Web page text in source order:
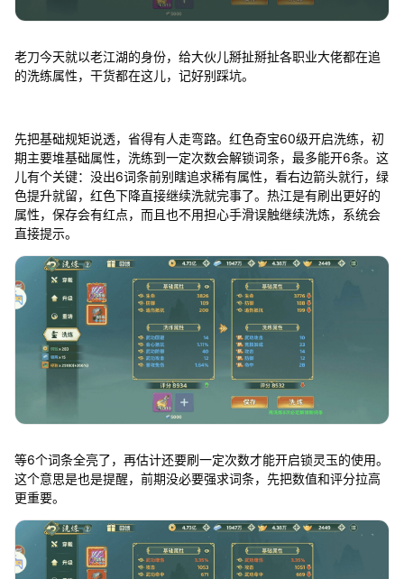
老刀今天就以老江湖的身份，给大伙儿掰扯掰扯各职业大佬都在追
的洗练属性，干货都在这儿，记好别踩坑。
先把基础规矩说透，省得有人走弯路。红色奇宝60级开启洗练，初
期主要堆基础属性，洗练到一定次数会解锁词条，最多能开6条。这
儿有个关键：没出6词条前别瞎追求稀有属性，看右边箭头就行，绿
色提升就留，红色下降直接继续洗就完事了。热江是有刷出更好的
属性，保存会有红点，而且也不用担心手滑误触继续洗炼，系统会
直接提示。
等6个词条全亮了，再估计还要刷一定次数才能开启锁灵玉的使用。
这个意思是也是提醒，前期没必要强求词条，先把数值和评分拉高
更重要。